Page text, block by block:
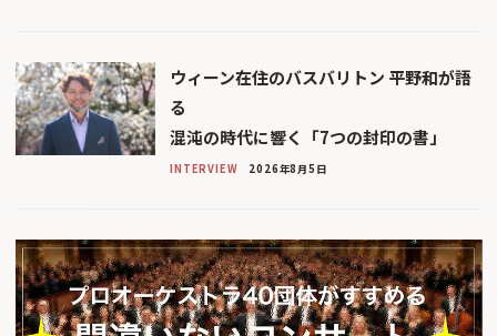
ウィーン在住のバスバリトン 平野和が語
る
混沌の時代に響く「7つの封印の書」
INTERVIEW 2026年8月5日